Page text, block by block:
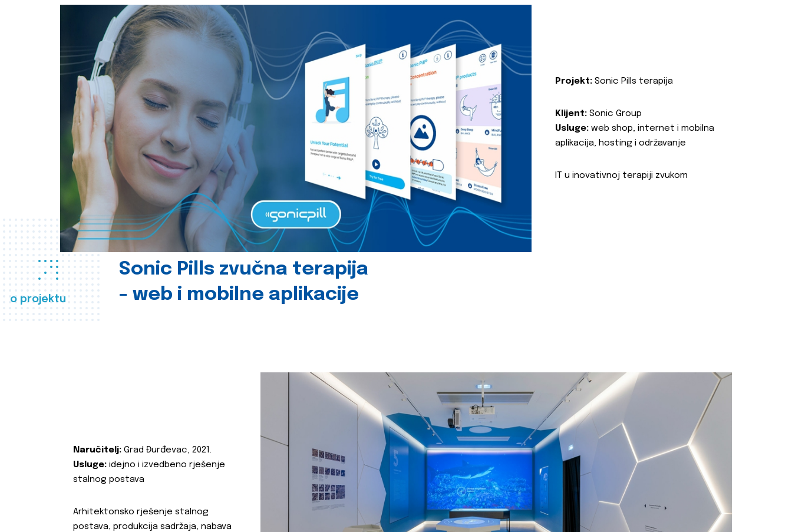
o projektu
Sonic Pills zvučna terapija
- web i mobilne aplikacije
Projekt: Sonic Pills terapija
Klijent: Sonic Group
Usluge: web shop, internet i mobilna
aplikacija, hosting i održavanje
IT u inovativnoj terapiji zvukom
Naručitelj: Grad Đurđevac, 2021.
Usluge: idejno i izvedbeno rješenje
stalnog postava
Arhitektonsko rješenje stalnog
postava, produkcija sadržaja, nabava